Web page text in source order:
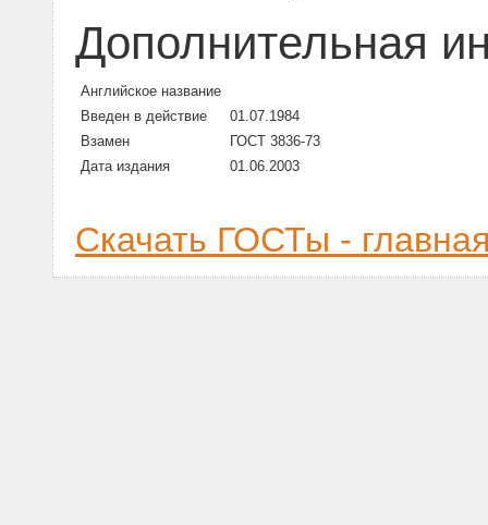
Дополнительная
Английское название
Введен в действие
01.07.1984
Взамен
ГОСТ 3836-73
Дата издания
01.06.2003
Скачать ГОСТы -